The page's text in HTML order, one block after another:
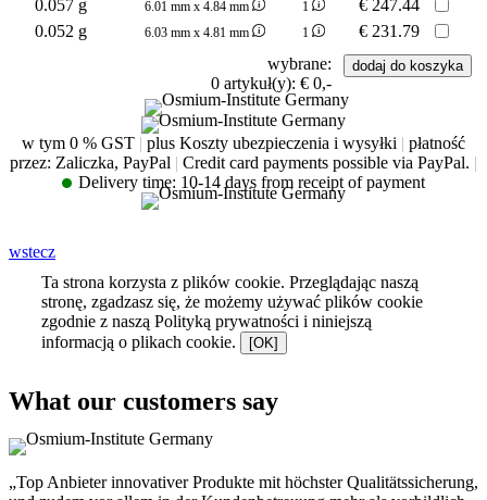
0.057 g
6.01 mm x 4.84 mm 1 € 247.44
0.052 g
6.03 mm x 4.81 mm 1 € 231.79
wybrane:
0 artykuł(y): € 0,-
w tym 0 % GST | plus Koszty ubezpieczenia i wysyłki | płatność
przez: Zaliczka, PayPal | Credit card payments possible via PayPal. |
Delivery time: 10-14 days from receipt of payment
wstecz
Ta strona korzysta z plików cookie. Przeglądając naszą
stronę, zgadzasz się, że możemy używać plików cookie
zgodnie z naszą Polityką prywatności i niniejszą
informacją o plikach cookie.
[OK]
What our customers say
„Top Anbieter innovativer Produkte mit höchster Qualitätssicherung,